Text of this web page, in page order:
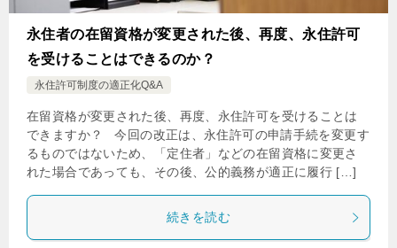
永住者の在留資格が変更された後、再度、永住許可
を受けることはできるのか？
永住許可制度の適正化Q&A
在留資格が変更された後、再度、永住許可を受けることは
できますか？ 今回の改正は、永住許可の申請手続を変更す
るものではないため、「定住者」などの在留資格に変更さ
れた場合であっても、その後、公的義務が適正に履行 […]
続きを読む